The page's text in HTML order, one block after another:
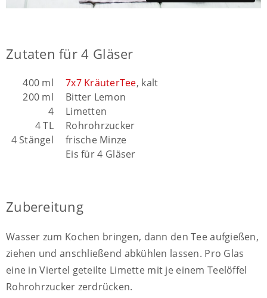
Zutaten für 4 Gläser
400 ml 7x7 KräuterTee, kalt
200 ml
Bitter Lemon
4
Limetten
4 TL
Rohrohrzucker
4 Stängel
frische Minze
Eis für 4 Gläser
Zubereitung
Wasser zum Kochen bringen, dann den Tee aufgießen,
ziehen und anschließend abkühlen lassen. Pro Glas
eine in Viertel geteilte Limette mit je einem Teelöffel
Rohrohrzucker zerdrücken.